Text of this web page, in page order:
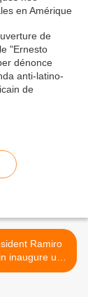
Ramiro
inaugure une
du projet